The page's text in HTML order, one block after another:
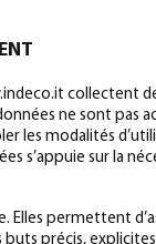
collectent
ne sont
les modalités
s’appuie sur la
Elles permettent
précis,